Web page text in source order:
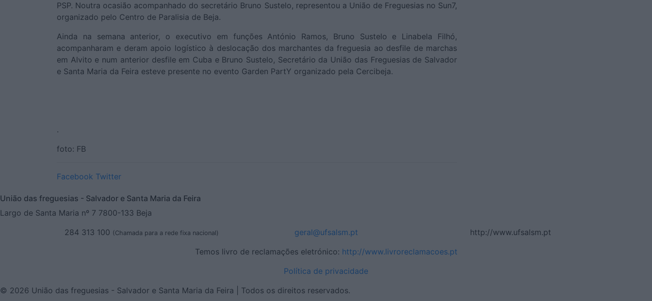
PSP. Noutra ocasião acompanhado do secretário Bruno Sustelo, representou a União de Freguesias no Sun7,
organizado pelo Centro de Paralisia de Beja.
Ainda na semana anterior, o executivo em funções António Ramos, Bruno Sustelo e Linabela Filhó,
acompanharam e deram apoio logístico à deslocação dos marchantes da freguesia ao desfile de marchas
em Alvito e num anterior desfile em Cuba e Bruno Sustelo, Secretário da União das Freguesias de Salvador
e Santa Maria da Feira esteve presente no evento Garden PartY organizado pela Cercibeja.
.
foto: FB
Facebook Twitter
União das freguesias - Salvador e Santa Maria da Feira
Largo de Santa Maria nº 7 7800-133 Beja
284 313 100 (Chamada para a rede fixa nacional) geral@ufsalsm.pt
http://www.ufsalsm.pt
Temos livro de reclamações eletrónico: http://www.livroreclamacoes.pt
Política de privacidade
© 2026 União das freguesias - Salvador e Santa Maria da Feira | Todos os direitos reservados.